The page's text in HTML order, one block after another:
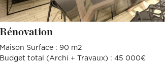
Rénovation
Maison Surface : 90 m2
Budget total (Archi + Travaux) : 45 000€